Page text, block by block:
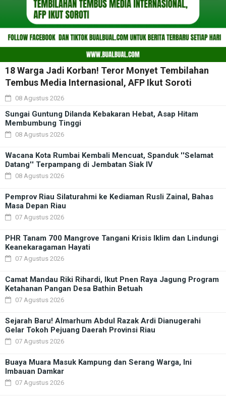
18 Warga Jadi Korban! Teror Monyet Tembilahan
Tembus Media Internasional, AFP Ikut Soroti
08 Agustus 2026
Sungai Guntung Dilanda Kebakaran Hebat, Asap Hitam
Membumbung Tinggi
08 Agustus 2026
Wacana Kota Rumbai Kembali Mencuat, Spanduk ''Selamat
Datang'' Terpampang di Jembatan Siak IV
08 Agustus 2026
Pemprov Riau Silaturahmi ke Kediaman Rusli Zainal, Bahas
Masa Depan Riau
07 Agustus 2026
PHR Tanam 700 Mangrove Tangani Krisis Iklim dan Lindungi
Keanekaragaman Hayati
07 Agustus 2026
Camat Mandau Riki Rihardi, Ikut Pnen Raya Jagung Program
Ketahanan Pangan Desa Bathin Betuah
07 Agustus 2026
Sejarah Baru! Almarhum Abdul Razak Ardi Dianugerahi
Gelar Tokoh Pejuang Daerah Provinsi Riau
07 Agustus 2026
Buaya Muara Masuk Kampung dan Serang Warga, Ini
Imbauan Damkar
07 Agustus 2026